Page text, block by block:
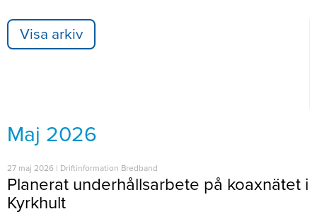
Visa arkiv
Maj 2026
27 maj 2026 | Driftinformation Bredband
Planerat underhållsarbete på koaxnätet i
Kyrkhult